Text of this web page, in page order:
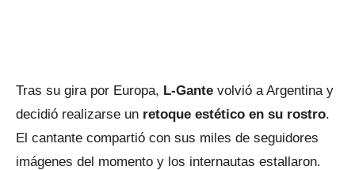
Tras su gira por Europa, L-Gante volvió a Argentina y
decidió realizarse un retoque estético en su rostro.
El cantante compartió con sus miles de seguidores
imágenes del momento y los internautas estallaron.